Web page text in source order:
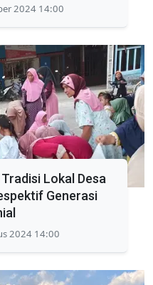
2024 14:00
Lokal Desa
Generasi
2024 14:00